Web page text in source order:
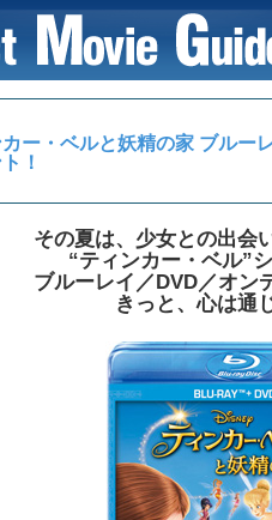
カー・ベルと妖精の家 ブル
！
その夏は、少女との出会
“ティンカー・ベル”
ブルーレイ／DVD／オン
きっと、心は通